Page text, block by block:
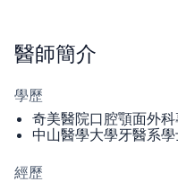
醫師簡介
學歷
奇美醫院口腔顎面外
中山醫學大學牙醫系
經歷